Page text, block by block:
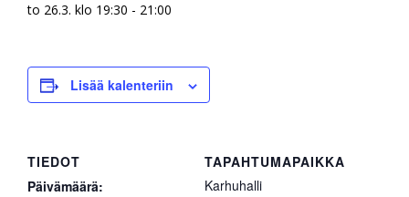
to 26.3. klo 19:30 - 21:00
Lisää kalenteriin
TIEDOT
Päivämäärä:
TAPAHTUMAPAIKKA
Karhuhalli